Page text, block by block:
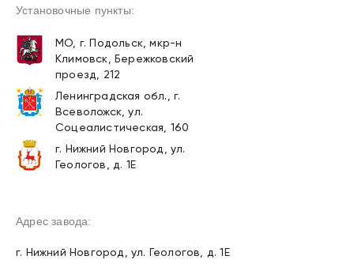
МО, г. Подольск, мкр-н
Климовск, Бережковский
проезд, 212
Ленинградская обл., г.
Всеволожск, ул.
Соцеалистическая, 160
г. Нижний Новгород, ул.
Геологов, д. 1Е
г. Нижний Новгород, ул. Геологов, д. 1Е
Установочные пункты:
Адрес завода: